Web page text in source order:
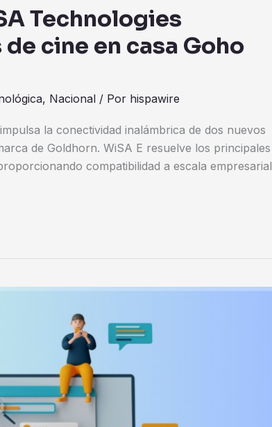
Technologies
cine en casa Goho
, Nacional / Por hispawire
la conectividad inalámbrica de dos nuevos
de Goldhorn. WiSA E resuelve los principales
compatibilidad a escala empresarial